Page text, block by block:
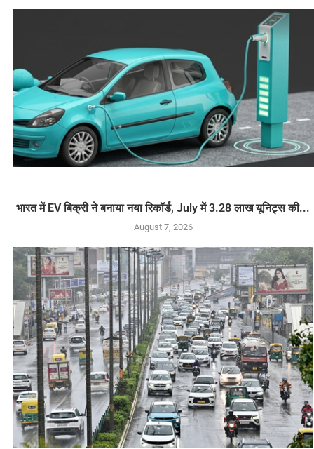
भारत में EV बिक्री ने बनाया नया रिकॉर्ड, July में 3.28 लाख यूनिट्स की...
August 7, 2026